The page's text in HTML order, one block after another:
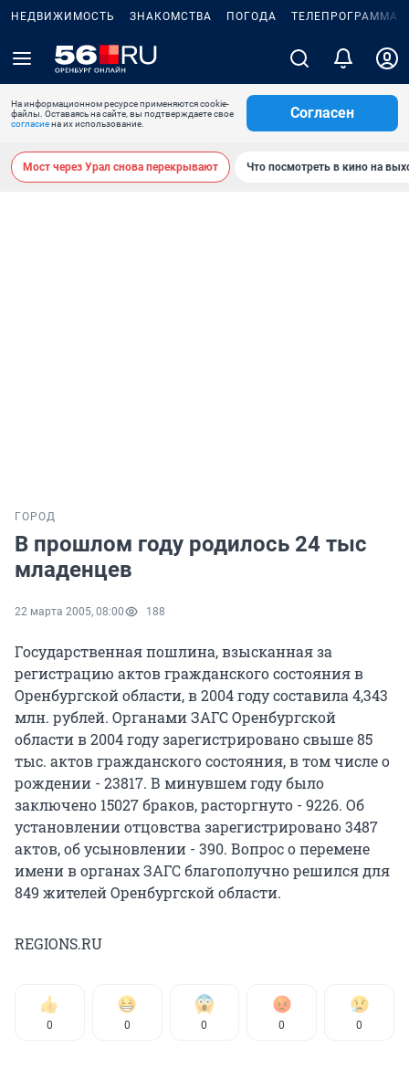
НЕДВИЖИМОСТЬ ЗНАКОМСТВА ПОГОДА ТЕЛЕПРОГРАММА
На информационном ресурсе применяются cookie-
файлы. Оставаясь на сайте, вы подтверждаете свое
согласиена их использование.
Согласен
Мост через Урал снова перекрывают Что посмотреть в кино на
ГОРОД
В прошлом году родилось 24 тыс
младенцев
22 марта 2005, 08:00 188
Государственная пошлина, взысканная за
регистрацию актов гражданского состояния в
Оренбургской области, в 2004 году составила 4,343
млн. рублей. Органами ЗАГС Оренбургской
области в 2004 году зарегистрировано свыше 85
тыс. актов гражданского состояния, в том числе о
рождении - 23817. В минувшем году было
заключено 15027 браков, расторгнуто - 9226. Об
установлении отцовства зарегистрировано 3487
актов, об усыновлении - 390. Вопрос о перемене
имени в органах ЗАГС благополучно решился для
849 жителей Оренбургской области.
REGIONS.RU
0 0 0 0 0